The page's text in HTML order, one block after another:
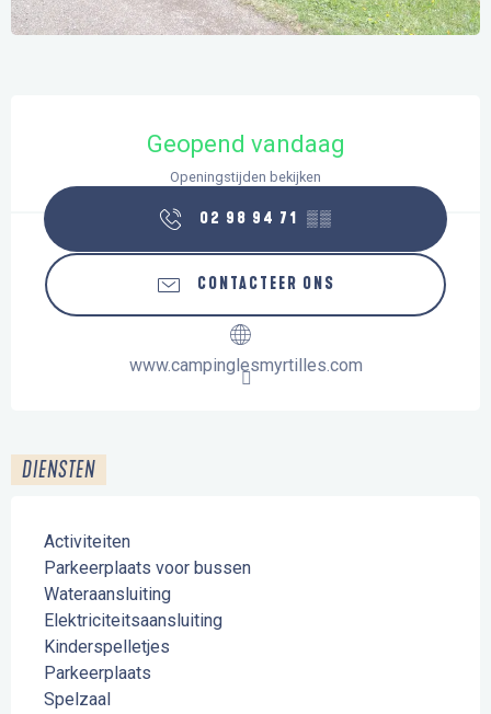
Geopend vandaag
Openingstijden bekijken
02 98 94 71 ▒▒
CONTACTEER ONS
www.campinglesmyrtilles.com
DIENSTEN
Activiteiten
Parkeerplaats voor bussen
Wateraansluiting
Elektriciteitsaansluiting
Kinderspelletjes
Parkeerplaats
Spelzaal